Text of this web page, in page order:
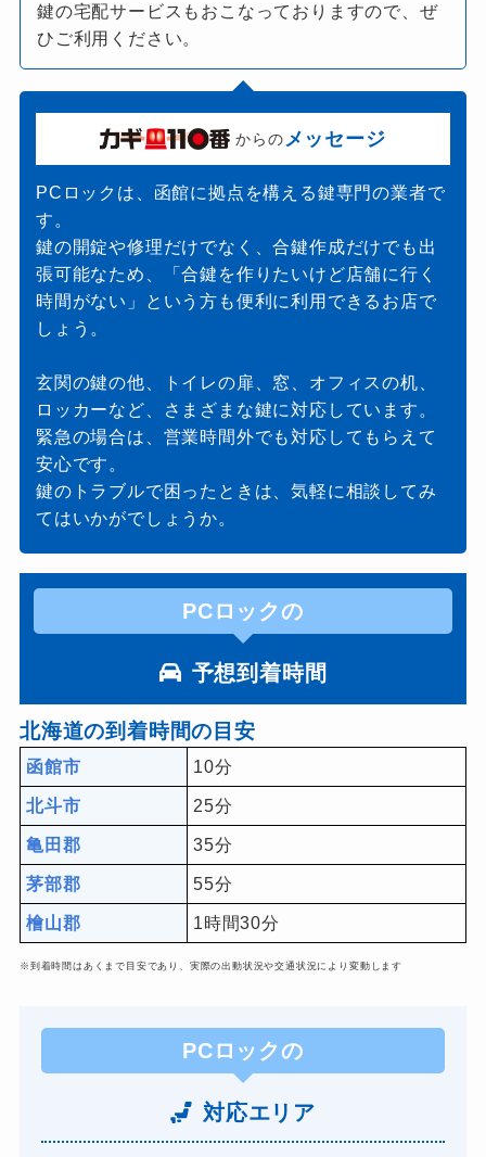
鍵の宅配サービスもおこなっておりますので、ぜ
ひご利用ください。
からの メッセージ
PCロックは、函館に拠点を構える鍵専門の業者で
す。
鍵の開錠や修理だけでなく、合鍵作成だけでも出
張可能なため、「合鍵を作りたいけど店舗に行く
時間がない」という方も便利に利用できるお店で
しょう。
玄関の鍵の他、トイレの扉、窓、オフィスの机、
ロッカーなど、さまざまな鍵に対応しています。
緊急の場合は、営業時間外でも対応してもらえて
安心です。
鍵のトラブルで困ったときは、気軽に相談してみ
てはいかがでしょうか。
PCロックの
予想到着時間
北海道の到着時間の目安
函館市
10分
北斗市
25分
亀田郡
35分
茅部郡
55分
檜山郡
1時間30分
※到着時間はあくまで目安であり、実際の出動状況や交通状況により変動します
PCロックの
対応エリア